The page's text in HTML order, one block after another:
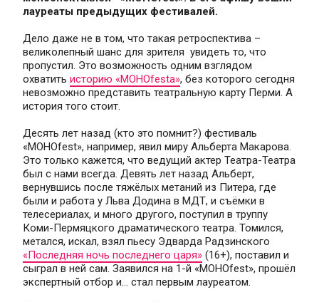
лауреаты предыдущих фестивалей.
Дело даже не в том, что такая ретроспектива –
великолепный шанс для зрителя  увидеть то, что
пропустил. Это возможность одним взглядом
охватить историю «МОНОfestа», без которого сегодня
невозможно представить театральную карту Перми. А
история того стоит.
Десять лет назад (кто это помнит?) фестиваль
«МОНОfest», например, явил миру Альберта Макарова.
Это только кажется, что ведущий актер Театра-Театра
был с нами всегда. Девять лет назад Альберт,
вернувшись после тяжёлых метаний из Питера, где
были и работа у Льва Додина в МДТ, и съёмки в
телесериалах, и много другого, поступил в труппу
Коми-Пермяцкого драматического театра. Томился,
«Последняя ночь последнего царя» (16+), поставил и
сыграл в ней сам. Заявился на 1-й «МОНОfest», прошёл
экспертный отбор и... стал первым лауреатом.